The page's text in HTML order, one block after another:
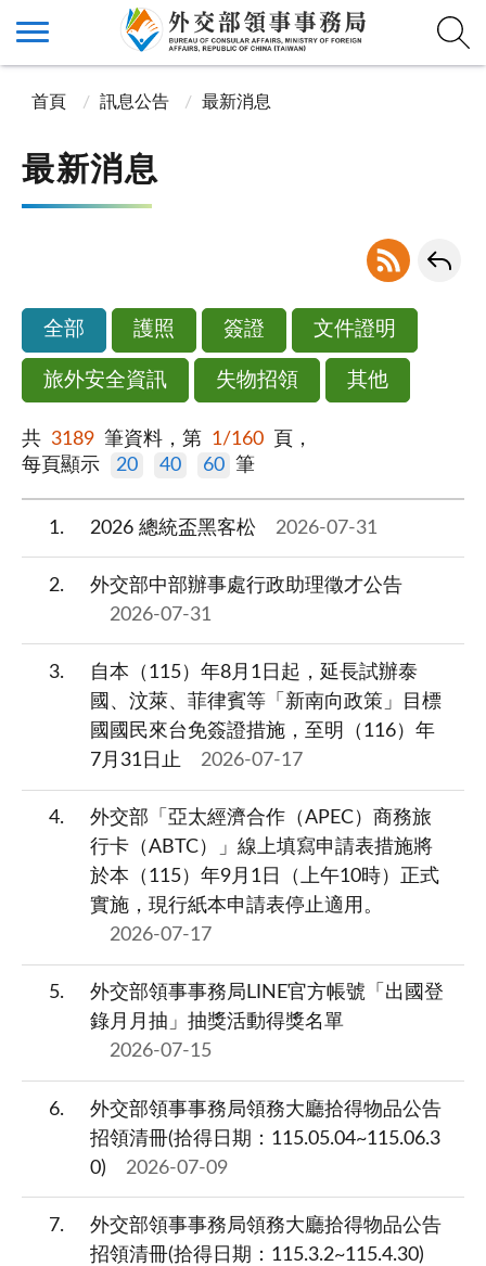
首頁 訊息公告 最新消息
最新消息
全部 護照 簽證 文件證明
旅外安全資訊 失物招領 其他
共 3189 筆資料，第 1/160
頁，
每頁顯示
20 40 60 筆
1 2026 總統盃黑客松 2026-07-31
2
外交部中部辦事處行政助理徵才公告
2026-07-31
3
自本（115）年8月1日起，延長試辦泰
國、汶萊、菲律賓等「新南向政策」目標
國國民來台免簽證措施，至明（116）年
7月31日止
2026-07-17
4
外交部「亞太經濟合作（APEC）商務旅
行卡（ABTC）」線上填寫申請表措施將
於本（115）年9月1日（上午10時）正式
實施，現行紙本申請表停止適用。
2026-07-17
5
外交部領事事務局LINE官方帳號「出國登
錄月月抽」抽獎活動得獎名單
2026-07-15
6
外交部領事事務局領務大廳拾得物品公告
招領清冊(拾得日期：115.05.04~115.06.3
0)
2026-07-09
7
外交部領事事務局領務大廳拾得物品公告
招領清冊(拾得日期：115.3.2~115.4.30)